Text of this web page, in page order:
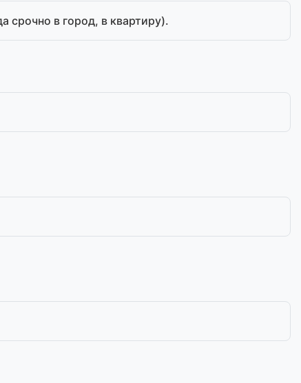
срочно в город, в квартиру).